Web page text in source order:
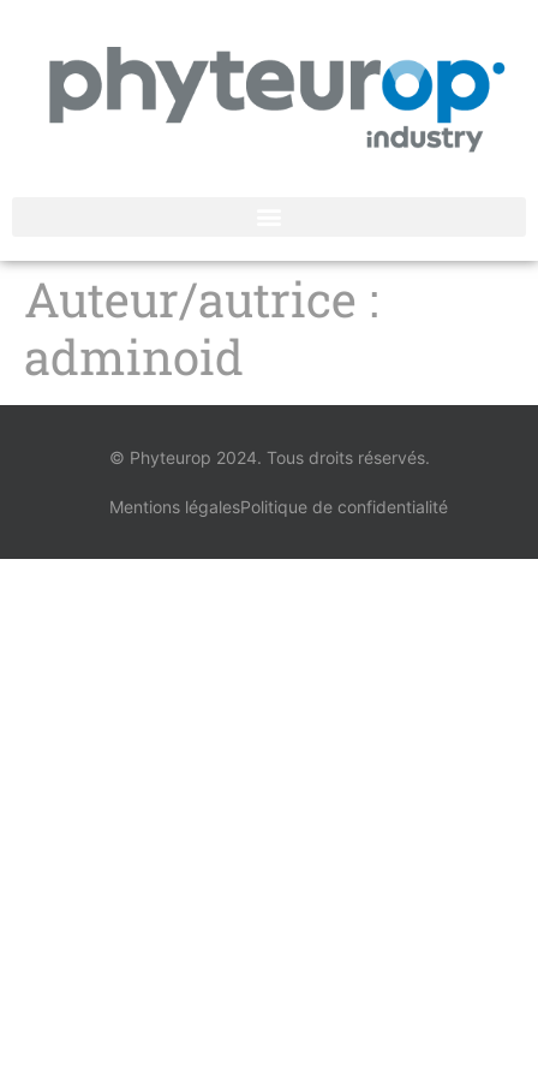
Auteur/autrice :
adminoid
© Phyteurop 2024. Tous droits réservés.
Mentions légalesPolitique de confidentialité